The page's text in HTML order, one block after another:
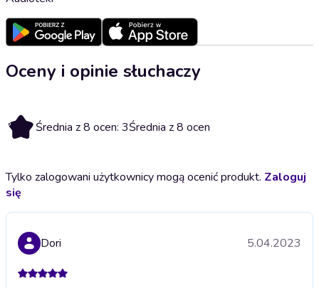
Oceny i opinie słuchaczy
3 Średnia z 8 ocen: 3Średnia z 8 ocen
Tylko zalogowani użytkownicy mogą ocenić produkt. Zaloguj
się
Dori 5.04.2023